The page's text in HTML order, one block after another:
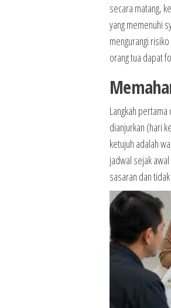
secara matang,
yang memenuhi
mengurangi
orang tua dapat
Langkah
dianjurkan (hari
ketujuh adalah
jadwal sejak
sasaran dan